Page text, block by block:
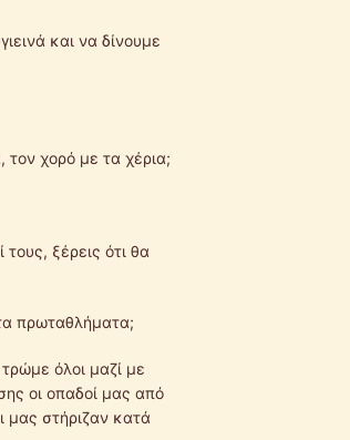
και να δίνουμε
τον χορό με τα χέρια;
ξέρεις ότι θα
πρωταθλήματα;
όλοι μαζί με
οι οπαδοί μας από
μας στήριζαν κατά